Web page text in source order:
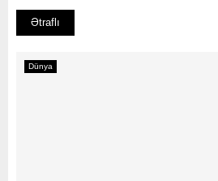
Ətraflı
Dünya